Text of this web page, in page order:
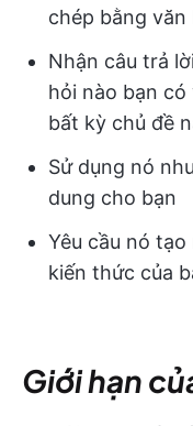
chép bằng văn
Nhận câu trả
hỏi nào bạn
bất kỳ chủ đề
Sử dụng nó
dung cho bạn
Yêu cầu nó
kiến thức của
Giới hạn